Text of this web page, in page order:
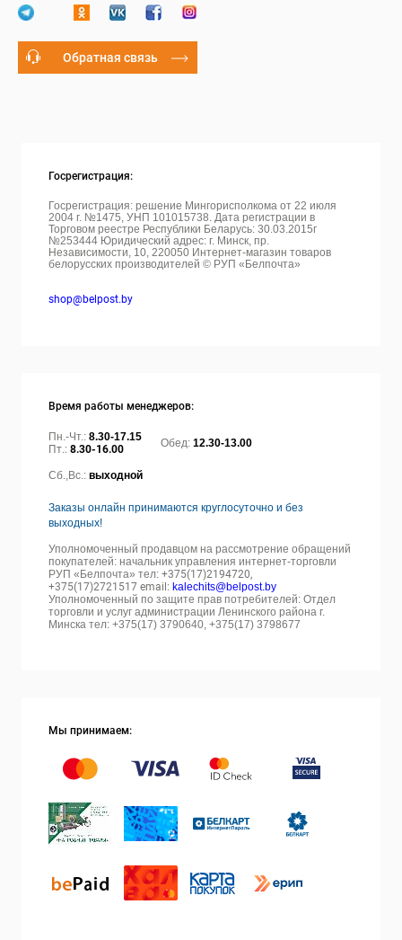
Обратная связь
Госрегистрация:
Госрегистрация: решение Мингорисполкома от 22 июля
2004 г. №1475, УНП 101015738. Дата регистрации в
Торговом реестре Республики Беларусь: 30.03.2015г
№253444 Юридический адрес: г. Минск, пр.
Независимости, 10, 220050 Интернет-магазин товаров
белорусских производителей © РУП «Белпочта»
shop@belpost.by
Время работы менеджеров:
Пн.-Чт.: 8.30-17.15
Пт.: 8.30-16.00 Обед: 12.30-13.00
Сб.,Вс.: выходной
Заказы онлайн принимаются круглосуточно и без
выходных!
Уполномоченный продавцом на рассмотрение обращений
покупателей: начальник управления интернет-торговли
РУП «Белпочта» тел: +375(17)2194720,
+375(17)2721517 email: kalechits@belpost.by
Уполномоченный по защите прав потребителей: Отдел
торговли и услуг администрации Ленинского района г.
Минска тел: +375(17) 3790640, +375(17) 3798677
Мы принимаем: